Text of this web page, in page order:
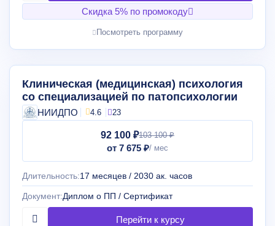
Скидка 5% по промокоду
Посмотреть программу
Клиническая (медицинская) психология
со специализацией по патопсихологии
НИИДПО 4.6 23
92 100 ₽103 100 ₽
от 7 675 ₽
Длительность:17 месяцев / 2030 ак. часов
Документ:Диплом о ПП / Сертификат